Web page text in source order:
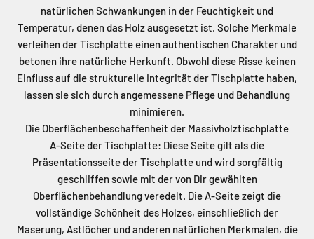
natürlichen Schwankungen in der Feuchtigkeit und
Temperatur, denen das Holz ausgesetzt ist. Solche Merkmale
verleihen der Tischplatte einen authentischen Charakter und
betonen ihre natürliche Herkunft. Obwohl diese Risse keinen
Einfluss auf die strukturelle Integrität der Tischplatte haben,
lassen sie sich durch angemessene Pflege und Behandlung
minimieren.
Die Oberflächenbeschaffenheit der Massivholztischplatte
A-Seite der Tischplatte: Diese Seite gilt als die
Präsentationsseite der Tischplatte und wird sorgfältig
geschliffen sowie mit der von Dir gewählten
Oberflächenbehandlung veredelt. Die A-Seite zeigt die
vollständige Schönheit des Holzes, einschließlich der
Maserung, Astlöcher und anderen natürlichen Merkmalen, die